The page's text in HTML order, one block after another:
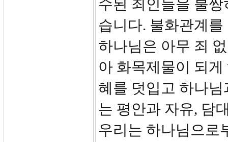
수된 죄인들을 불
습니다. 불화관계
하나님은 아무 죄
아 화목제물이 되
혜를 덧입고 하나
는 평안과 자유, 담
우리는 하나님으로